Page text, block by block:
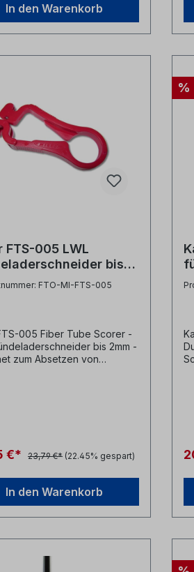
In den Warenkorb
FTS-005 LWL
bis
FTO-MI-FTS-005
005 Fiber Tube Scorer -
bis 2mm -
zum Absetzen von
€* 23,79 €* (22.45% gespart)
In den Warenkorb
%